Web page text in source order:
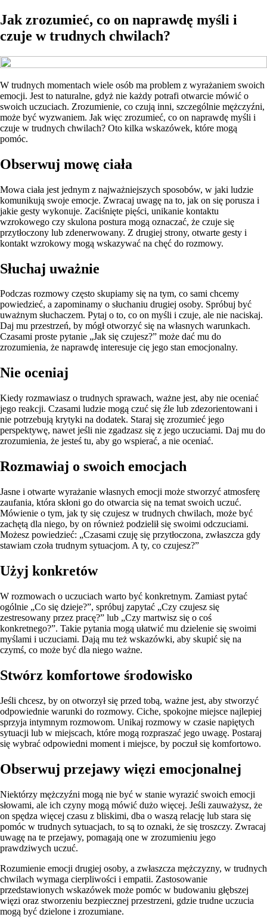
Jak zrozumieć, co on naprawdę myśli i
czuje w trudnych chwilach?
W trudnych momentach wiele osób ma problem z wyrażaniem swoich
emocji. Jest to naturalne, gdyż nie każdy potrafi otwarcie mówić o
swoich uczuciach. Zrozumienie, co czują inni, szczególnie mężczyźni,
może być wyzwaniem. Jak więc zrozumieć, co on naprawdę myśli i
czuje w trudnych chwilach? Oto kilka wskazówek, które mogą
pomóc.
Obserwuj mowę ciała
Mowa ciała jest jednym z najważniejszych sposobów, w jaki ludzie
komunikują swoje emocje. Zwracaj uwagę na to, jak on się porusza i
jakie gesty wykonuje. Zaciśnięte pięści, unikanie kontaktu
wzrokowego czy skulona postura mogą oznaczać, że czuje się
przytłoczony lub zdenerwowany. Z drugiej strony, otwarte gesty i
kontakt wzrokowy mogą wskazywać na chęć do rozmowy.
Słuchaj uważnie
Podczas rozmowy często skupiamy się na tym, co sami chcemy
powiedzieć, a zapominamy o słuchaniu drugiej osoby. Spróbuj być
uważnym słuchaczem. Pytaj o to, co on myśli i czuje, ale nie naciskaj.
Daj mu przestrzeń, by mógł otworzyć się na własnych warunkach.
Czasami proste pytanie „Jak się czujesz?” może dać mu do
zrozumienia, że naprawdę interesuje cię jego stan emocjonalny.
Nie oceniaj
Kiedy rozmawiasz o trudnych sprawach, ważne jest, aby nie oceniać
jego reakcji. Czasami ludzie mogą czuć się źle lub zdezorientowani i
nie potrzebują krytyki na dodatek. Staraj się zrozumieć jego
perspektywę, nawet jeśli nie zgadzasz się z jego uczuciami. Daj mu do
zrozumienia, że jesteś tu, aby go wspierać, a nie oceniać.
Rozmawiaj o swoich emocjach
Jasne i otwarte wyrażanie własnych emocji może stworzyć atmosferę
zaufania, która skłoni go do otwarcia się na temat swoich uczuć.
Mówienie o tym, jak ty się czujesz w trudnych chwilach, może być
zachętą dla niego, by on również podzielił się swoimi odczuciami.
Możesz powiedzieć: „Czasami czuję się przytłoczona, zwłaszcza gdy
stawiam czoła trudnym sytuacjom. A ty, co czujesz?”
Użyj konkretów
W rozmowach o uczuciach warto być konkretnym. Zamiast pytać
ogólnie „Co się dzieje?”, spróbuj zapytać „Czy czujesz się
zestresowany przez pracę?” lub „Czy martwisz się o coś
konkretnego?”. Takie pytania mogą ułatwić mu dzielenie się swoimi
myślami i uczuciami. Dają mu też wskazówki, aby skupić się na
czymś, co może być dla niego ważne.
Stwórz komfortowe środowisko
Jeśli chcesz, by on otworzył się przed tobą, ważne jest, aby stworzyć
odpowiednie warunki do rozmowy. Ciche, spokojne miejsce najlepiej
sprzyja intymnym rozmowom. Unikaj rozmowy w czasie napiętych
sytuacji lub w miejscach, które mogą rozpraszać jego uwagę. Postaraj
się wybrać odpowiedni moment i miejsce, by poczuł się komfortowo.
Obserwuj przejawy więzi emocjonalnej
Niektórzy mężczyźni mogą nie być w stanie wyrazić swoich emocji
słowami, ale ich czyny mogą mówić dużo więcej. Jeśli zauważysz, że
on spędza więcej czasu z bliskimi, dba o waszą relację lub stara się
pomóc w trudnych sytuacjach, to są to oznaki, że się troszczy. Zwracaj
uwagę na te przejawy, pomagają one w zrozumieniu jego
prawdziwych uczuć.
Rozumienie emocji drugiej osoby, a zwłaszcza mężczyzny, w trudnych
chwilach wymaga cierpliwości i empatii. Zastosowanie
przedstawionych wskazówek może pomóc w budowaniu głębszej
więzi oraz stworzeniu bezpiecznej przestrzeni, gdzie trudne uczucia
mogą być dzielone i zrozumiane.